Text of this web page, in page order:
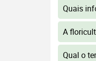
Quais
A
Qual o